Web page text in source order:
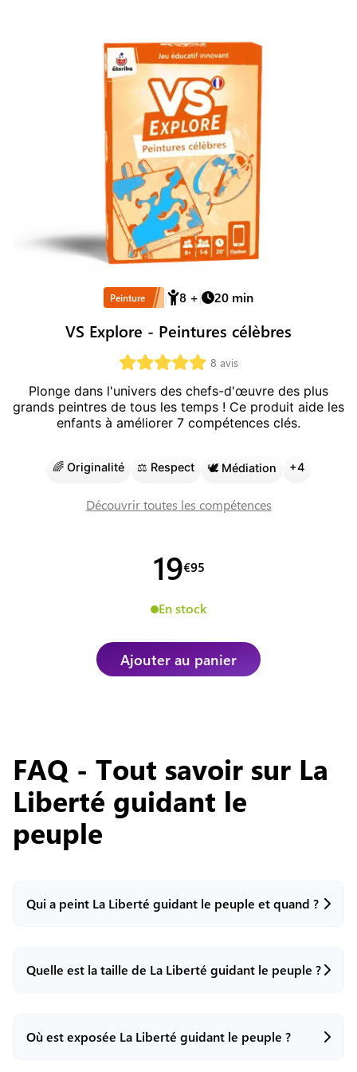
Peinture 8 + 20 min
VS Explore - Peintures célèbres
8 avis
Plonge dans l'univers des chefs-d'œuvre des plus
grands peintres de tous les temps ! Ce produit aide les
enfants à améliorer 7 compétences clés.
🌈 Originalité ⚖️ Respect 🕊️ Médiation +4
Découvrir toutes les compétences
19€95
En stock
Ajouter au panier
FAQ - Tout savoir sur La
Liberté guidant le
peuple
Qui a peint La Liberté guidant le peuple et quand ?
La Liberté guidant le peuple est une huile sur toile
Quelle est la taille de La Liberté guidant le peuple ?
Le tableau mesure 260 cm de hauteur sur 325 cm
Où est exposée La Liberté guidant le peuple ?